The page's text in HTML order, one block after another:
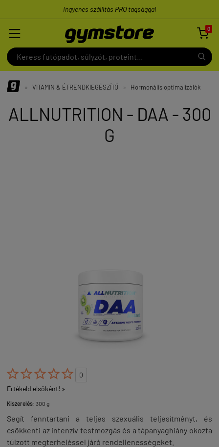
Ingyenes szállítás PRO tagsággal
0

» VITAMIN & ÉTRENDKIEGÉSZÍTŐ » Hormonális optimalizálók
ALLNUTRITION - DAA - 300
G

0
Értékeld elsőként! »
Kiszerelés: 300 g
Segít fenntartani a teljes szexuális teljesítményt, és
csökkenti az intenzív testmozgás és a tápanyaghiány okozta
túlzott megterheléssel járó rendellenességeket.